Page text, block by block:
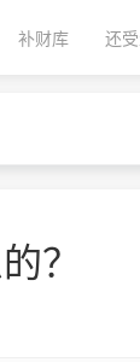
补财库 还
？